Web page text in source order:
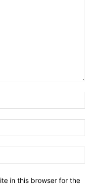
in this browser for the